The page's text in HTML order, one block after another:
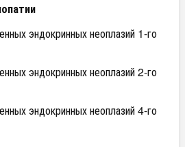
эндокринных неоплазий 1-го
эндокринных неоплазий 2-го
эндокринных неоплазий 4-го